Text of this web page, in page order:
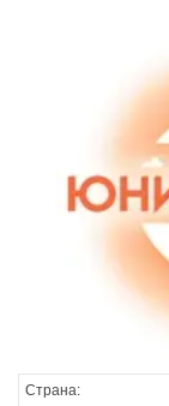
Страна: